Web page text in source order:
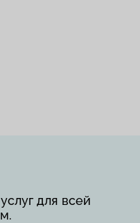
для всей